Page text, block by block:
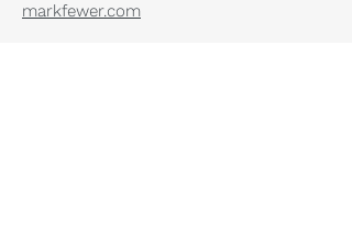
markfewer.com